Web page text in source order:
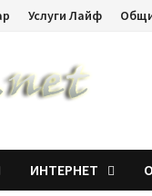
Услуги Лайф
ИНТЕРНЕТ